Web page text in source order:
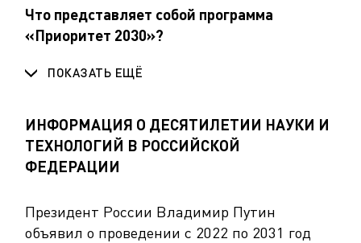
Что представляет собой программа
«Приоритет 2030»?
ПОКАЗАТЬ ЕЩЁ
ИНФОРМАЦИЯ О ДЕСЯТИЛЕТИИ НАУКИ И
ТЕХНОЛОГИЙ В РОССИЙСКОЙ
ФЕДЕРАЦИИ
Президент России Владимир Путин
объявил о проведении с 2022 по 2031 год